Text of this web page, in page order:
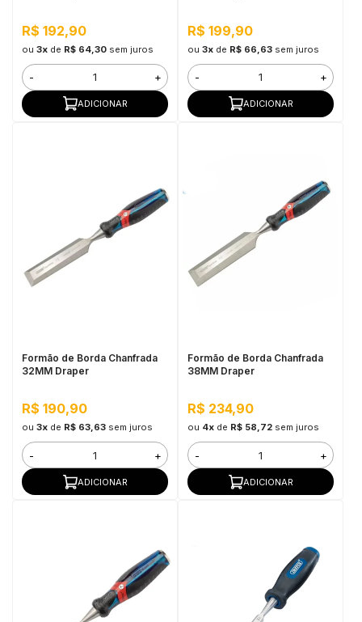
R$ 192,90
ou 3xde R$ 64,30 sem juros
- +
ADICIONAR
R$ 199,90
ou 3xde R$ 66,63 sem juros
- +
ADICIONAR
Formão de Borda Chanfrada
32MM Draper
R$ 190,90
ou 3xde R$ 63,63 sem juros
- +
ADICIONAR
Formão de Borda Chanfrada
38MM Draper
R$ 234,90
ou 4xde R$ 58,72 sem juros
- +
ADICIONAR